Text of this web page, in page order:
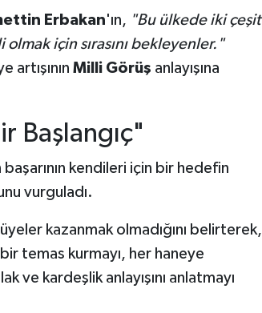
Erbakan'ın, "Bu ülkede iki çeşit
için sırasını bekleyenler."
artışının Milli Görüş anlayışına
Başlangıç"
kendileri için bir hedefin
vurguladı.
kazanmak olmadığını belirterek,
temas kurmayı, her haneye
ve kardeşlik anlayışını anlatmayı